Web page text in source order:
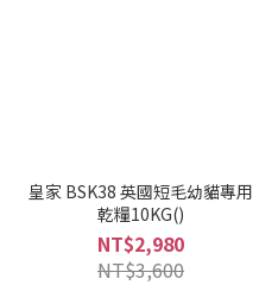
皇家 BSK38 英國短毛幼貓專用
乾糧10KG()
NT$2,980
NT$3,600